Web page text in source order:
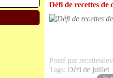
Défi de recettes de
Posté par
Tags: Défi de juillet